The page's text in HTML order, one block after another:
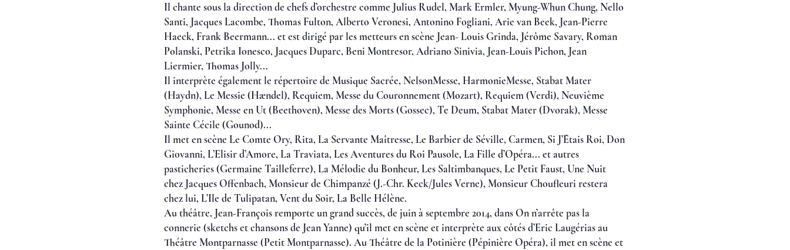
Il chante sous la direction de chefs d’orchestre comme Julius Rudel, Mark Ermler, Myung-Whun Chung, Nello
Santi, Jacques Lacombe, Thomas Fulton, Alberto Veronesi, Antonino Fogliani, Arie van Beek, Jean-Pierre
Haeck, Frank Beermann... et est dirigé par les metteurs en scène Jean- Louis Grinda, Jérôme Savary, Roman
Polanski, Petrika Ionesco, Jacques Duparc, Beni Montresor, Adriano Sinivia, Jean-Louis Pichon, Jean
Liermier, Thomas Jolly...
Il interprète également le répertoire de Musique Sacrée, NelsonMesse, HarmonieMesse, Stabat Mater
(Haydn), Le Messie (Hændel), Requiem, Messe du Couronnement (Mozart), Requiem (Verdi), Neuvième
Symphonie, Messe en Ut (Beethoven), Messe des Morts (Gossec), Te Deum, Stabat Mater (Dvorak), Messe
Sainte Cécile (Gounod)...
Il met en scène Le Comte Ory, Rita, La Servante Maîtresse, Le Barbier de Séville, Carmen, Si J’Étais Roi, Don
Giovanni, L’Elisir d’Amore, La Traviata, Les Aventures du Roi Pausole, La Fille d’Opéra... et autres
pasticheries (Germaine Tailleferre), La Mélodie du Bonheur, Les Saltimbanques, Le Petit Faust, Une Nuit
chez Jacques Offenbach, Monsieur de Chimpanzé (J.-Chr. Keck/Jules Verne), Monsieur Choufleuri restera
chez lui, L’Ile de Tulipatan, Vent du Soir, La Belle Hélène.
Au théâtre, Jean-François remporte un grand succès, de juin à septembre 2014, dans On n’arrête pas la
connerie (sketchs et chansons de Jean Yanne) qu’il met en scène et interprète aux côtés d’Eric Laugérias au
Théâtre Montparnasse (Petit Montparnasse). Au Théâtre de la Potinière (Pépinière Opéra), il met en scène et